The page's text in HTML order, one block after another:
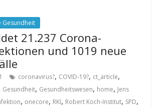
Gesundheit
21.237 Corona-
und 1019 neue
coronavirus?, COVID-19?, ct_article,
Gesundheit, Gesundheitswesen, home, Jens
, onecore, RKI, Robert Koch-Institut, SPD,